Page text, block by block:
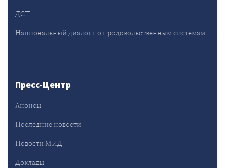
ДСП
Национальный диалог по продовольственным системам
Пресс-Центр
Анонсы
Последние новости
Новости МИД
Доклады